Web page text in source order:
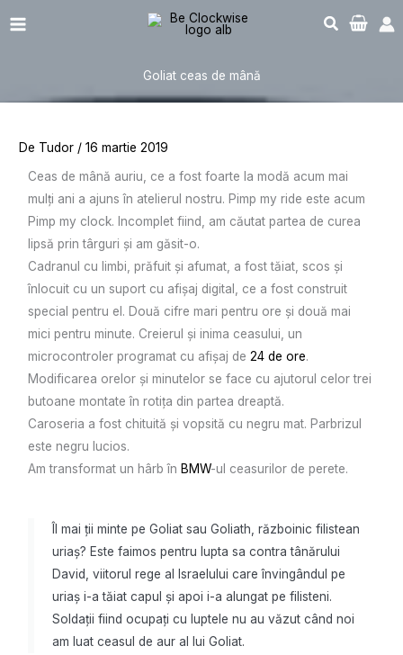
Main
Goliat ceas de mână
De Tudor /16 martie 2019
Ceas de mână auriu, ce a fost foarte la modă acum mai
mulți ani a ajuns în atelierul nostru. Pimp my ride este acum
Pimp my clock. Incomplet fiind, am căutat partea de curea
lipsă prin târguri și am găsit-o.
Cadranul cu limbi, prăfuit și afumat, a fost tăiat, scos și
înlocuit cu un suport cu afișaj digital, ce a fost construit
special pentru el. Două cifre mari pentru ore și două mai
mici pentru minute. Creierul și inima ceasului, un
microcontroler programat cu afișaj de24 de ore.
Modificarea orelor și minutelor se face cu ajutorul celor trei
butoane montate în rotița din partea dreaptă.
Caroseria a fost chituită și vopsită cu negru mat. Parbrizul
este negru lucios.
Am transformat un hârb în BMW-ul ceasurilor de perete.
Îl mai ții minte pe Goliat sau Goliath, războinic filistean
uriaș? Este faimos pentru lupta sa contra tânărului
David, viitorul rege al Israelului care învingândul pe
uriaș i-a tăiat capul și apoi i-a alungat pe filisteni.
Soldații fiind ocupați cu luptele nu au văzut când noi
am luat ceasul de aur al lui Goliat.